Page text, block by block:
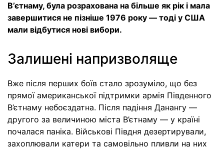
В’єтнаму, була розрахована на більше як рік і мала
завершитися не пізніше 1976 року — тоді у США
мали відбутися нові вибори.
Залишені напризволяще
Вже після перших боїв стало зрозуміло, що без
прямої американської підтримки армія Південного
В’єтнаму небоєздатна. Після падіння Данангу —
другого за величиною міста В’єтнаму — у країні
почалася паніка. Військові Півдня дезертирували,
захоплювали катери та самовільно пливли на них